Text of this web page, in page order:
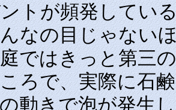
トが頻発してい
なの目じゃない
ではきっと第三
ろで、実際に石
動きで泡が発生